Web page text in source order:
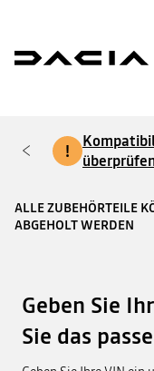
!
ALLE ZUBEHÖRTEILE
ABGEHOLT WERDEN
Geben Sie
Sie das